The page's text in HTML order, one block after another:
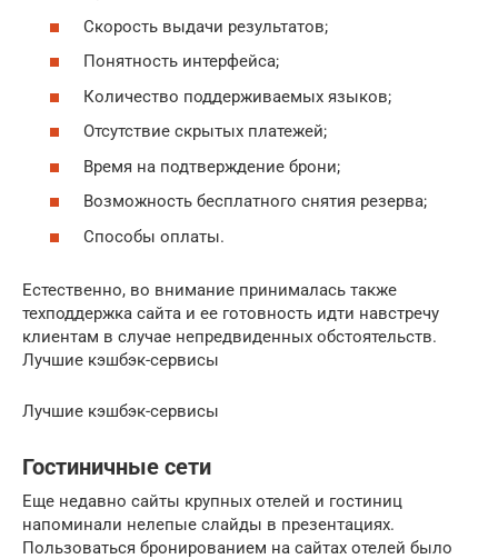
Скорость выдачи результатов;
Понятность интерфейса;
Количество поддерживаемых языков;
Отсутствие скрытых платежей;
Время на подтверждение брони;
Возможность бесплатного снятия резерва;
Способы оплаты.
Естественно, во внимание принималась также
техподдержка сайта и ее готовность идти навстречу
клиентам в случае непредвиденных обстоятельств.
Лучшие кэшбэк-сервисы
Лучшие кэшбэк-сервисы
Гостиничные сети
Еще недавно сайты крупных отелей и гостиниц
напоминали нелепые слайды в презентациях.
Пользоваться бронированием на сайтах отелей было